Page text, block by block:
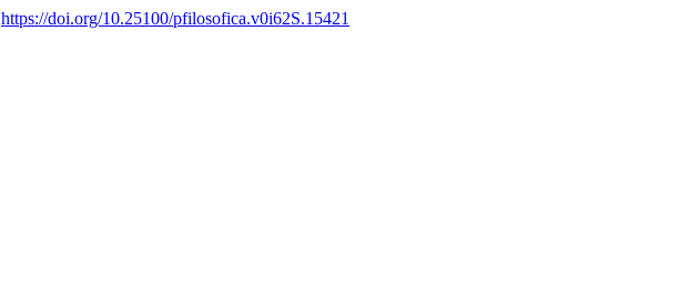
https://doi.org/10.25100/pfilosofica.v0i62S.15421